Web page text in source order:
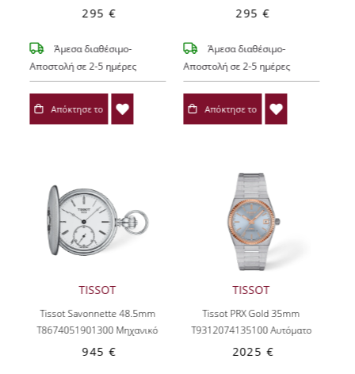
295 €
Άμεσα διαθέσιμο-
Αποστολή σε 2-5 ημέρες
Απόκτησε το
295 €
Άμεσα διαθέσιμο-
Αποστολή σε 2-5 ημέρες
Απόκτησε το
TISSOT
Tissot Savonnette 48.5mm
T8674051901300 Μηχανικό
945 €
TISSOT
Tissot PRX Gold 35mm
T9312074135100Αυτόματο
2025 €